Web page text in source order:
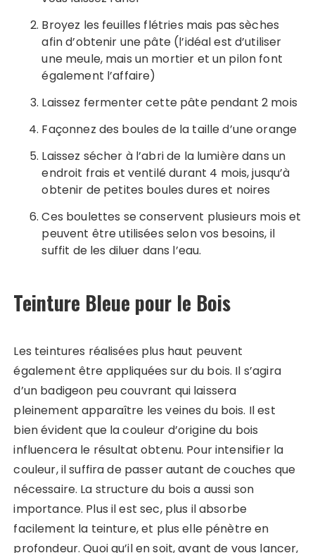
Broyez les feuilles flétries mais pas sèches
afin d’obtenir une pâte (l’idéal est d’utiliser
une meule, mais un mortier et un pilon font
également l’affaire)
Laissez fermenter cette pâte pendant 2 mois
Façonnez des boules de la taille d’une orange
Laissez sécher à l’abri de la lumière dans un
endroit frais et ventilé durant 4 mois, jusqu’à
obtenir de petites boules dures et noires
Ces boulettes se conservent plusieurs mois et
peuvent être utilisées selon vos besoins, il
suffit de les diluer dans l’eau.
Teinture Bleue pour le Bois
Les teintures réalisées plus haut peuvent
également être appliquées sur du bois. Il s’agira
d’un badigeon peu couvrant qui laissera
pleinement apparaître les veines du bois. Il est
bien évident que la couleur d’origine du bois
influencera le résultat obtenu. Pour intensifier la
couleur, il suffira de passer autant de couches que
nécessaire. La structure du bois a aussi son
importance. Plus il est sec, plus il absorbe
facilement la teinture, et plus elle pénètre en
profondeur. Quoi qu’il en soit, avant de vous lancer,